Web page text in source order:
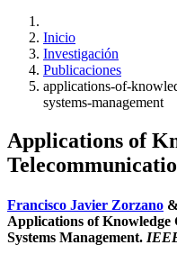
Inicio
Investigación
Publicaciones
applications-of-
systems-management
Applications of
Francisco Javier Zorzano &
Applications of Knowledge
Systems Management.